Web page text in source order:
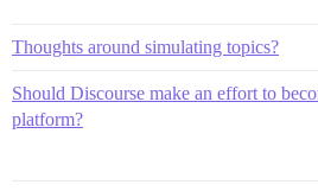
Thoughts around simulating topics?
Should Discourse make an effort to
platform?